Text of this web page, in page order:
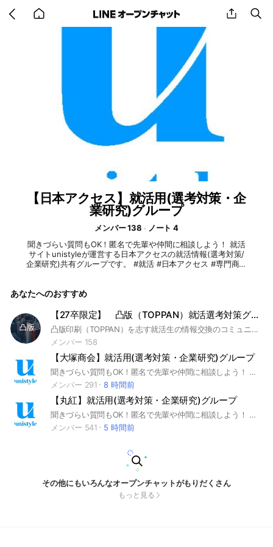
back share
【日本アクセス】就活用(選考対策・企
業研究)グループ
メンバー 138
ノート 4
聞きづらい質問もOK！匿名で先輩や仲間に相談しよう！ 就活
サイトunistyleが運営する日本アクセスの就活情報(選考対策/
企業研究)共有グループです。 #就活 #日本アクセス #専門商社
究 #企業研究 #自己PR #ガクチカ #学生時代頑張ったこと #志
ッション #グルディス #OB訪問 #企業選び #就活対策 #就活準
備 #大手企業 #日系企業 ▼unistyleが運営する専門商社のオプ
チャグループ▼ メタルワン / 伊藤忠丸紅鉄鋼（MISI) / 阪和興
業 / 日鉄物産 / 豊島 / 岩谷産業 / JFE商事 / 長瀬産業 / 兼松 /
岡谷鋼機 / 三菱食品 / 伊藤忠食品 / 山善 / 伊藤忠エネクス / 日
本アクセス / PALTAC（パルタック） / 三井食品 / ユアサ商事
/ 加藤産業 / マクニカ / あらた / 全日空商事 / 帝人フロンティ
ア / 住友商事グローバルメタルズ / 蝶理 / UACJ(旧 古河スカ
イ) / 豊通マテリアル ▼日本アクセスの企業研究はこちらから
▼ https://x.gd/8LaO1
あなたへのおすすめ
【27卒限定】 凸版（TOPPAN）就活選考対策グループ
凸版印刷（TOPPAN）を志す就活生の情報交換のコミュニティです。 ＃トッパン ＃凸版 ＃就活 ＃印刷 ＃通信 ＃web ＃マスコミ ＃広告 ＃大手 ＃出版 ＃インターン ＃本選考 ＃面接 ＃内定 ＃ES ＃自己分析 ＃業界研究 #企業研究 ＃ガクチカ ＃GD ＃webテスト
メンバー 158
【大塚商会】就活用(選考対策・企業研究)グループ
聞きづらい質問もOK！匿名で先輩や仲間に相談しよう！ 就活サイトunistyleが運営する大塚商会の就活情報(選考対策/企業研究)共有グループです。 #就活 #大塚商会 #コンサル業界 #インターンシップ #本選考 #unistyle #ユニスタイル #面接 #採用 #内定 #ES #エントリーシート #自己分析 #業界研究 #企業研究 #自己PR #ガクチカ #学生時代頑張ったこと #志何望動機 #webテスト #ウェブテスト #GD #グループディスカッション #グルディス #OB訪問 #企業選び #就活対策 #就活準備 #大手企業 #日系企業 ▼unistyleが運営するコンサルのオプチャグループ▼ SCSK / 日鉄ソリューションズ（NSSOL） / 伊藤忠テクノソリューションズ(CTC) / 電通総研(旧:電通国際情報サービス（ISID)) / 大塚商会 / Speee / TIS / 日本タタ・コンサルタンシ―・サービシズ(TCS) / BIPROGY(日本ユニシス） / Sky / メルカリ / Sansan / サイボウズ / 富士ソフト / freee / SmartHR / GMOインターネットグループ / トレンドマイクロ / 東京海上日動システムズ / jinjer / ミクシィ / フューチャー / 日本ヒューレット・パッカード / みずほリサーチ＆テクノロジーズ / ディー・エヌ・エー(DeNA) / グーグル(Google) / 日本マイクロソフト / NECネッツエスアイ / 三菱UFJインフォメーションテクノロジー(MUIT) / ニッセイ情報テクノロジー / オービック / マイクロアド / HRBrain / 農中情報システム / 日立システムズ / シンプレクス / ジーニー(Geniee) / JSOL / 日立ソリューションズ / キンドリルジャパン / ワークスアプリケーションズ / トヨタシステムズ / SHIFT / NTTドコモ / KDDI / ソフトバンク / NTT東日本 / NTT西日本 ▼大塚商会の企業研究はこちらから▼ https://x.gd/L99HS
メンバー 291
8 時間前
【丸紅】就活用(選考対策・企業研究)グループ
聞きづらい質問もOK！匿名で先輩や仲間に相談しよう！ 就活サイトunistyleが運営する丸紅の就活情報(選考対策/企業研究)共有グループです。 #就活 #丸紅 #総合商社業界 #インターンシップ #本選考 #unistyle #ユニスタイル #面接 #採用 #内定 #ES #エントリーシート #自己分析 #業界研究 #企業研究 #自己PR #ガクチカ #学生時代頑張ったこと #志何望動機 #webテスト #ウェブテスト #GD #グループディスカッション #グルディス #OB訪問 #企業選び #就活対策 #就活準備 #大手企業 #日系企業 ▼unistyleが運営する総合商社のオプチャグループ▼ 三菱商事 / 伊藤忠商事 / 三井物産 / 住友商事 / 丸紅 / 豊田通商 / 双日 ▼丸紅の企業研究はこちらから▼ https://x.gd/Jo4HO
メンバー 541
5 時間前
その他にもいろんなオープンチャットがもりだくさん
もっと見る